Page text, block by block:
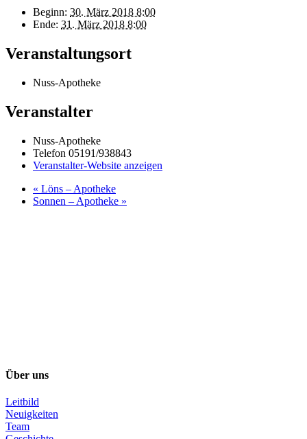
Beginn: 30. März 2018 8:00
Ende: 31. März 2018 8:00
Veranstaltungsort
Nuss-Apotheke
Veranstalter
Nuss-Apotheke
Telefon 05191/938843
Veranstalter-Website anzeigen
« Löns – Apotheke
Sonnen – Apotheke »
Über uns
Leitbild
Neuigkeiten
Team